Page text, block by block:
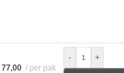
77,00 per pak
- +